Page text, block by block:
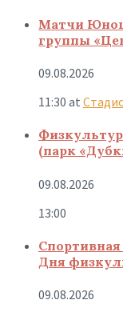
Матчи
группы
09.08.2026
11:30 at
(парк
09.08.2026
13:00
Дня
09.08.2026